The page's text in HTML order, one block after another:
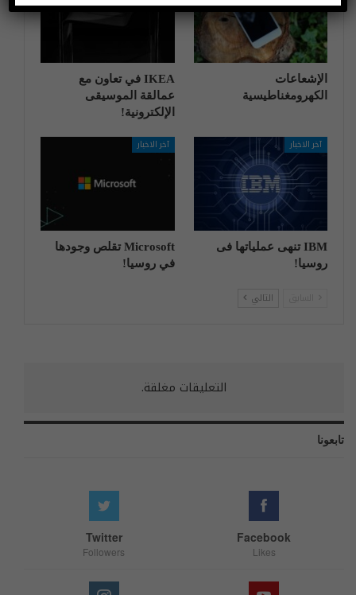
الإشعاعات
الكهرومغناطيسية
IKEA في تعاون مع
عمالقة الموسيقى
الإلكترونية!
آخر الاخبار
IBM تنهی عملیاتها فی
روسیا!
آخر الاخبار
Microsoft تقلص وجودها
في روسيا!
التالي
التعليقات مغلقة.
تابعونا
Facebook
Likes
Twitter
Followers